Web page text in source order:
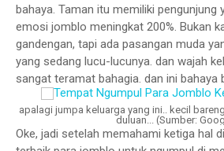
bahaya. Taman itu memiliki pengunjung
emosi jomblo meningkat 200%. Bukan
gandengan, tapi ada pasangan muda
yang sedang lucu-lucunya. dan wajah
sangat teramat bahagia. dan ini bahaya
apalagi jumpa keluarga yang ini.. kecil
duluan... (Sumber:
Oke, jadi setelah memahami ketiga hal